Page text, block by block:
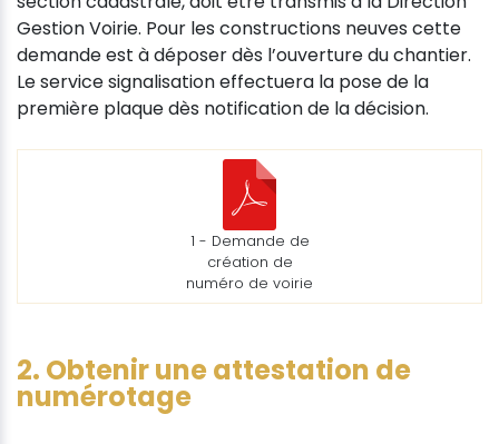
Gestion Voirie. Pour les constructions neuves cette
demande est à déposer dès l’ouverture du chantier.
Le service signalisation effectuera la pose de la
première plaque dès notification de la décision.
1 - Demande de
création de
numéro de voirie
2. Obtenir une attestation de
numérotage